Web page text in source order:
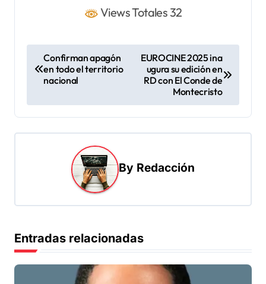
Views Totales 32
e
g
ó
n
d
e
Confirman apagón
en todo el territorio
nacional
EUROCINE 2025 ina
ugura su edición en
RD con El Conde de
Montecristo
By Redacción
Entradas relacionadas